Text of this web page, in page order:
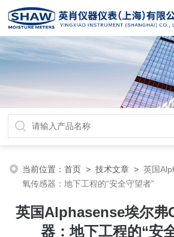
当前位置：首页 >技术文章 >英国
氧传感器：地下工程的“安全守望者”
英国Alphasense埃尔弗
器：地下工程的“安